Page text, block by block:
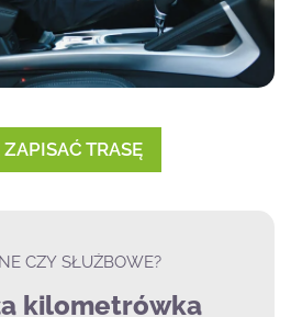
TRASĘ
CZY SŁUŻBOWE?
kilometrówka